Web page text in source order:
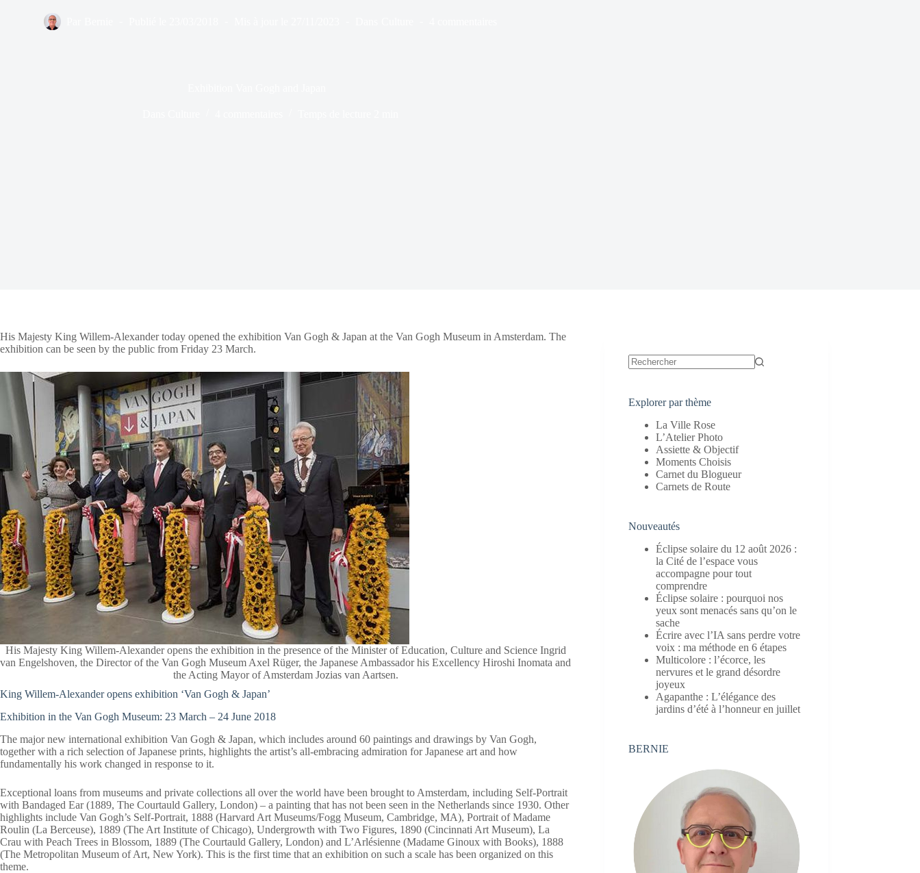
His Majesty King Willem-Alexander today opened the exhibition Van Gogh & Japan at the Van Gogh Museum in Amsterdam. The
exhibition can be seen by the public from Friday 23 March.
His Majesty King Willem-Alexander opens the exhibition in the presence of the Minister of Education, Culture and Science Ingrid
van Engelshoven, the Director of the Van Gogh Museum Axel Rüger, the Japanese Ambassador his Excellency Hiroshi Inomata and
the Acting Mayor of Amsterdam Jozias van Aartsen.
King Willem-Alexander opens exhibition ‘Van Gogh & Japan’
Exhibition in the Van Gogh Museum: 23 March – 24 June 2018
The major new international exhibition Van Gogh & Japan, which includes around 60 paintings and drawings by Van Gogh,
together with a rich selection of Japanese prints, highlights the artist’s all-embracing admiration for Japanese art and how
fundamentally his work changed in response to it.
Exceptional loans from museums and private collections all over the world have been brought to Amsterdam, including Self-Portrait
with Bandaged Ear (1889, The Courtauld Gallery, London) – a painting that has not been seen in the Netherlands since 1930. Other
highlights include Van Gogh’s Self-Portrait, 1888 (Harvard Art Museums/Fogg Museum, Cambridge, MA), Portrait of Madame
Roulin (La Berceuse), 1889 (The Art Institute of Chicago), Undergrowth with Two Figures, 1890 (Cincinnati Art Museum), La
Crau with Peach Trees in Blossom, 1889 (The Courtauld Gallery, London) and L’Arlésienne (Madame Ginoux with Books), 1888
(The Metropolitan Museum of Art, New York). This is the first time that an exhibition on such a scale has been organized on this
theme.
Explorer par thème
La Ville Rose
L’Atelier Photo
Assiette & Objectif
Moments Choisis
Carnet du Blogueur
Carnets de Route
Nouveautés
Éclipse solaire du 12 août 2026 :
la Cité de l’espace vous
accompagne pour tout
comprendre
Éclipse solaire : pourquoi nos
yeux sont menacés sans qu’on le
sache
Écrire avec l’IA sans perdre votre
voix : ma méthode en 6 étapes
Multicolore : l’écorce, les
nervures et le grand désordre
joyeux
Agapanthe : L’élégance des
jardins d’été à l’honneur en juillet
BERNIE